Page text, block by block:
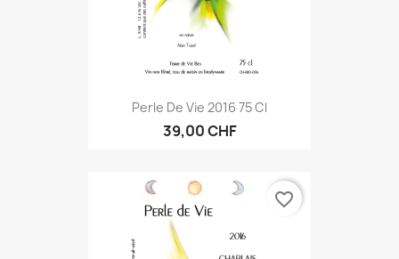
Perle De Vie 2016 75 Cl
39,00 CHF
favorite_border